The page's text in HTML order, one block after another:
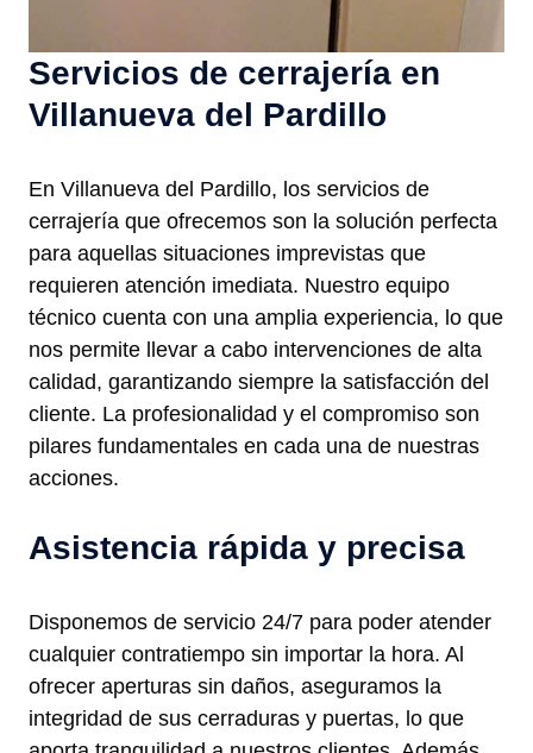
Servicios de cerrajería en
Villanueva del Pardillo
En Villanueva del Pardillo, los servicios de
cerrajería que ofrecemos son la solución perfecta
para aquellas situaciones imprevistas que
requieren atención imediata. Nuestro equipo
técnico cuenta con una amplia experiencia, lo que
nos permite llevar a cabo intervenciones de alta
calidad, garantizando siempre la satisfacción del
cliente. La profesionalidad y el compromiso son
pilares fundamentales en cada una de nuestras
acciones.
Asistencia rápida y precisa
Disponemos de servicio 24/7 para poder atender
cualquier contratiempo sin importar la hora. Al
ofrecer aperturas sin daños, aseguramos la
integridad de sus cerraduras y puertas, lo que